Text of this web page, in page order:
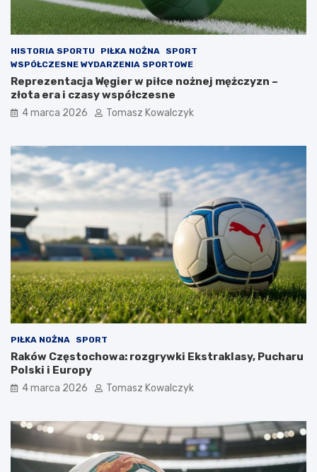
HISTORIA SPORTU PIŁKA NOŻNA
SPORT
WSPÓŁCZESNE WYDARZENIA SPORTOWE
Reprezentacja Węgier w piłce nożnej mężczyzn –
złota era i czasy współczesne
4 marca 2026 Tomasz Kowalczyk
PIŁKA NOŻNA SPORT
Raków Częstochowa: rozgrywki Ekstraklasy, Pucharu
Polski i Europy
4 marca 2026 Tomasz Kowalczyk